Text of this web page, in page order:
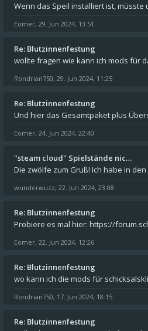
Eomer, 29. Jun 2024, 13:51
Re: Blutzinnenfestung
Rondrian750, 29. Jun 2024, 11:25
Re: Blutzinnenfestung
Eomer, 24. Jun 2024, 22:40
"steam cloud" Spielstände nic…
wunderwuzz, 22. Jun 2024, 23:08
Re: Blutzinnenfestung
Eomer, 22. Jun 2024, 12:26
Re: Blutzinnenfestung
wo kann ich die mods für
Rondrian750, 17. Jun 2024, 18:15
Re: Blutzinnenfestung